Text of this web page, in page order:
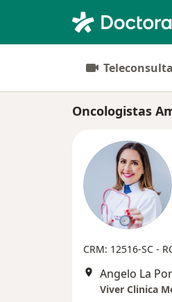
Teleconsulta
Oncologistas
CRM: 12516-SC -
Angelo La
Viver Clinica